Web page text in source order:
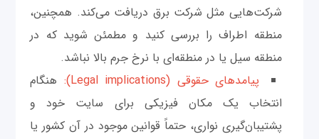
شرکت‌هایی مثل شرکت برق دریافت می‌کند. همچنین،
منطقه اطراف را بررسی کنید و مطمئن شوید که در
منطقه سیل یا در منطقه‌ای با نرخ جرم بالا نباشد.
پیامدهای حقوقی (Legal implications):
هنگام
انتخاب یک مکان فیزیکی برای سایت خود و
پشتیبان‌گیری نواری، حتماً قوانین موجود در آن کشور یا